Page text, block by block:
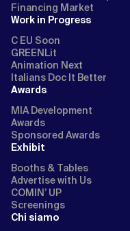
Financing Market
Work in Progress
C EU Soon
GREENLit
Animation Next
Italians Doc It Better
Awards
MIA Development
Awards
Sponsored Awards
Exhibit
Booths & Tables
Advertise with Us
COMIN’ UP
Screenings
Chi siamo